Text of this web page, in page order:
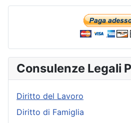
Consulenze Legali
Diritto del Lavoro
Diritto di Famiglia